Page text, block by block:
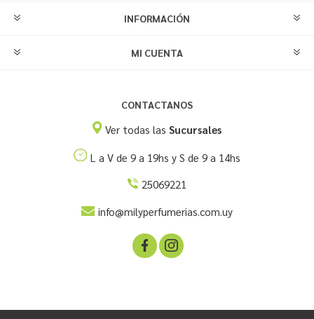
INFORMACIÓN
MI CUENTA
CONTACTANOS
Ver todas las Sucursales
L a V de 9 a 19hs y S de 9 a 14hs
25069221
info@milyperfumerias.com.uy